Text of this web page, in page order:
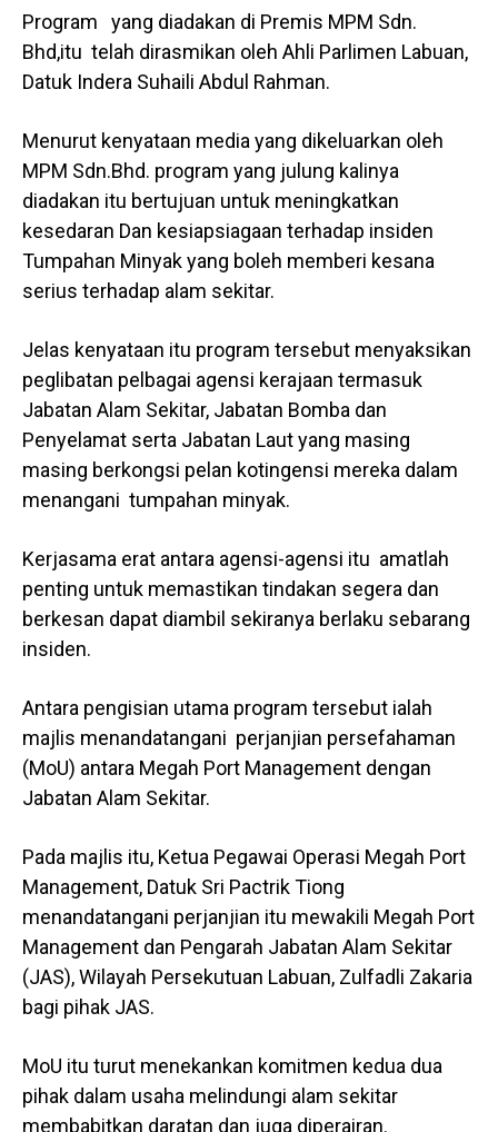
Program yang diadakan di Premis MPM Sdn.
Bhd,itu telah dirasmikan oleh Ahli Parlimen Labuan,
Datuk Indera Suhaili Abdul Rahman.
Menurut kenyataan media yang dikeluarkan oleh
MPM Sdn.Bhd. program yang julung kalinya
diadakan itu bertujuan untuk meningkatkan
kesedaran Dan kesiapsiagaan terhadap insiden
Tumpahan Minyak yang boleh memberi kesana
serius terhadap alam sekitar.
Jelas kenyataan itu program tersebut menyaksikan
peglibatan pelbagai agensi kerajaan termasuk
Jabatan Alam Sekitar, Jabatan Bomba dan
Penyelamat serta Jabatan Laut yang masing
masing berkongsi pelan kotingensi mereka dalam
menangani tumpahan minyak.
Kerjasama erat antara agensi-agensi itu amatlah
penting untuk memastikan tindakan segera dan
berkesan dapat diambil sekiranya berlaku sebarang
insiden.
Antara pengisian utama program tersebut ialah
majlis menandatangani perjanjian persefahaman
(MoU) antara Megah Port Management dengan
Jabatan Alam Sekitar.
Pada majlis itu, Ketua Pegawai Operasi Megah Port
Management, Datuk Sri Pactrik Tiong
menandatangani perjanjian itu mewakili Megah Port
Management dan Pengarah Jabatan Alam Sekitar
(JAS), Wilayah Persekutuan Labuan, Zulfadli Zakaria
bagi pihak JAS.
MoU itu turut menekankan komitmen kedua dua
pihak dalam usaha melindungi alam sekitar
membabitkan daratan dan juga diperairan.